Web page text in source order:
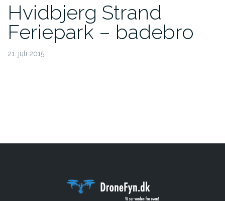
Hvidbjerg Strand
Feriepark – badebro
21. juli 2015